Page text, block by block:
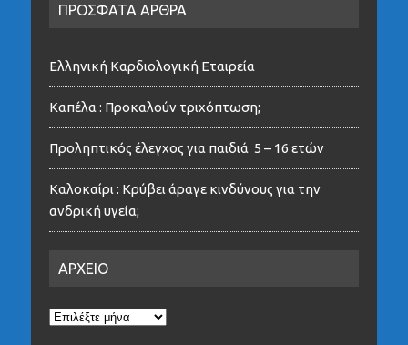
ΠΡΟΣΦΑΤΑ ΑΡΘΡΑ
Ελληνική Καρδιολογική Εταιρεία
Καπέλα : Προκαλούν τριχόπτωση;
Προληπτικός έλεγχος για παιδιά 5 – 16 ετών
Καλοκαίρι : Κρύβει άραγε κινδύνους για την
ανδρική υγεία;
ΑΡΧΕΙΟ
ΑΡΧΕΙΟ